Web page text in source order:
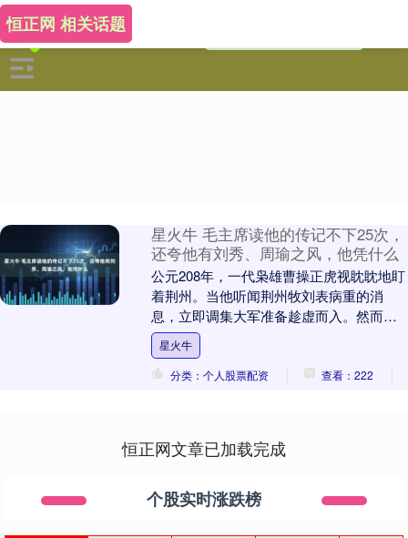
恒正网 相关话题
星火牛 毛主席读他的传记不下25次，
还夸他有刘秀、周瑜之风，他凭什么
公元208年，一代枭雄曹操正虎视眈眈地盯
着荆州。当他听闻荆州牧刘表病重的消
息，立即调集大军准备趁虚而入。然而当
曹军浩浩荡荡杀到荆州时，刘表却已撒手
人寰，接掌荆州....
星火牛
分类：个人股票配资
查看：222
恒正网文章已加载完成
个股实时涨跌榜